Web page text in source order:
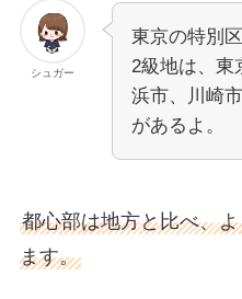
シュガー
東京の特別
2級地は、東
浜市、川崎
があるよ。
都心部は地方と比べ、
ます。